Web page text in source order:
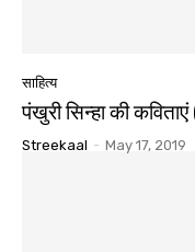
साहित्य
पंखुरी सिन्हा की
Streekaal - May 17, 2019